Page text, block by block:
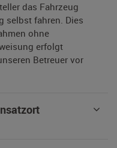
das Fahrzeug
selbst fahren. Dies
ohne
erfolgt
Betreuer vor